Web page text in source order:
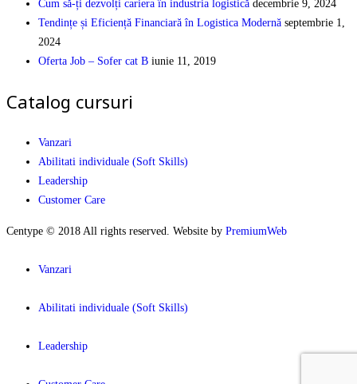
Cum să-ți dezvolți cariera în industria logistică decembrie 9, 2024
Tendințe și Eficiență Financiară în Logistica Modernă septembrie 1,
2024
Oferta Job – Sofer cat B iunie 11, 2019
Catalog cursuri
Vanzari
Abilitati individuale (Soft Skills)
Leadership
Customer Care
Centype © 2018 All rights reserved. Website by PremiumWeb
Vanzari
Abilitati individuale (Soft Skills)
Leadership